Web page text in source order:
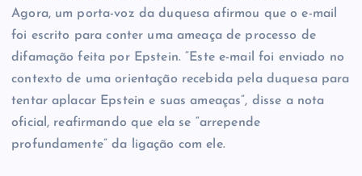
Agora, um porta-voz da duquesa afirmou que o e-mail
foi escrito para conter uma ameaça de processo de
difamação feita por Epstein. “Este e-mail foi enviado no
contexto de uma orientação recebida pela duquesa para
tentar aplacar Epstein e suas ameaças”, disse a nota
oficial, reafirmando que ela se “arrepende
profundamente” da ligação com ele.